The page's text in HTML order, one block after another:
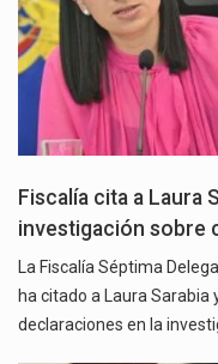
Fiscalía cita a Laura
investigación sobre
La Fiscalía Séptima
ha citado a Laura
declaraciones en la